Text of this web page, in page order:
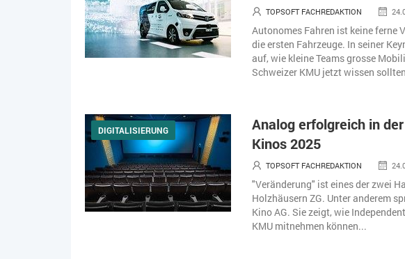
TOPSOFT FACHREDAKTION
Autonomes Fahren ist keine ferne
die ersten Fahrzeuge. In seiner
auf, wie kleine Teams grosse
Schweizer KMU jetzt wissen
DIGITALISIERUNG
Analog erfolgreich in
Kinos 2025
TOPSOFT FACHREDAKTION
"Veränderung" ist eines der zwei
Holzhäusern ZG. Unter anderem
Kino AG. Sie zeigt, wie
KMU mitnehmen können...